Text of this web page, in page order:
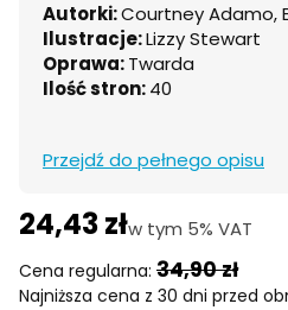
Autorki:Courtney Adamo,
Ilustracje:Lizzy Stewart
Oprawa:Twarda
Ilość stron:40
Przejdź do pełnego opisu
24,43 złw tym 5% VAT
w tym 5% VAT
Cena regularna: 34,90 zł
Najniższa cena z 30 dni przed